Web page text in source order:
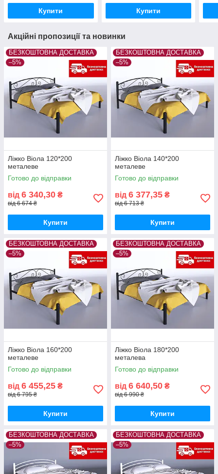
Купити Купити
Акційні пропозиції та новинки
БЕЗКОШТОВНА ДОСТАВКА
–5%
Ліжко Віола 120*200
металеве
Готово до відправки
від 6 340,30 ₴
від 6 674 ₴
Купити
БЕЗКОШТОВНА ДОСТАВКА
–5%
Ліжко Віола 140*200
металеве
Готово до відправки
від 6 377,35 ₴
від 6 713 ₴
Купити
БЕЗКОШТОВНА ДОСТАВКА
–5%
Ліжко Віола 160*200
металеве
Готово до відправки
від 6 455,25 ₴
від 6 795 ₴
Купити
БЕЗКОШТОВНА ДОСТАВКА
–5%
Ліжко Віола 180*200
металева
Готово до відправки
від 6 640,50 ₴
від 6 990 ₴
Купити
БЕЗКОШТОВНА ДОСТАВКА
–5%
БЕЗКОШТОВНА ДОСТАВКА
–5%